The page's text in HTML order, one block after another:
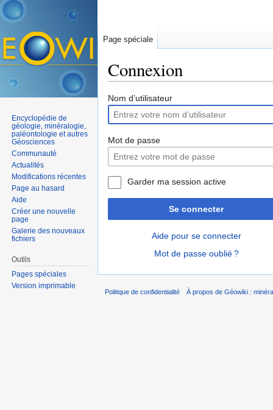
Connexion
Nom d’utilisateur
Mot de passe
Garder ma session active
Se connecter
Aide pour se connecter
Mot de passe oublié ?
Page spéciale
Encyclopédie de
géologie, minéralogie,
paléontologie et autres
Géosciences
Communauté
Actualités
Modifications récentes
Page au hasard
Aide
Créer une nouvelle
page
Galerie des nouveaux
fichiers
Outils
Pages spéciales
Version imprimable
Politique de confidentialité À propos de Géowiki :